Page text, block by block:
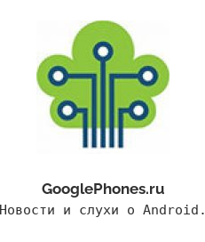
GooglePhones.ru
Новости и слухи о Android.